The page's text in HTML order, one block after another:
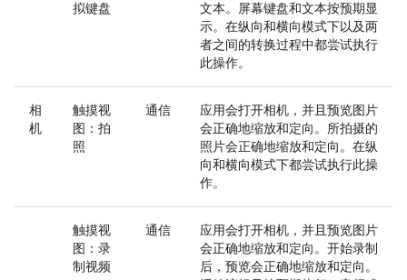
拟键盘
文本。屏幕键盘和文本按预期显
示。在纵向和横向模式下以及两
者之间的转换过程中都尝试执行
此操作。
相
机
触摸视
图：拍
照
通信
应用会打开相机，并且预览图片
会正确地缩放和定向。所拍摄的
照片会正确地缩放和定向。在纵
向和横向模式下都尝试执行此操
作。
触摸视
图：录
制视频
通信
应用会打开相机，并且预览图片
会正确地缩放和定向。开始录制
后，预览会正确地缩放和定向。